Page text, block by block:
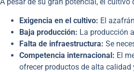
A pesar de su gran potencial, el
Exigencia en el cultivo: El
Baja producción: La producción
Falta de infraestructura: Se
Competencia internacional: El
ofrecer productos de alta calidad